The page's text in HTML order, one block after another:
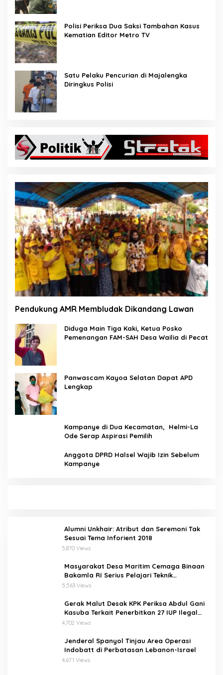
Polisi Periksa Dua Saksi Tambahan Kasus
Kematian Editor Metro TV
Satu Pelaku Pencurian di Majalengka
Diringkus Polisi
Pendukung AMR Membludak Dikandang Lawan
Diduga Main Tiga Kaki, Ketua Posko
Pemenangan FAM-SAH Desa Wailia di Pecat
Panwascam Kayoa Selatan Dapat APD
Lengkap
Kampanye di Dua Kecamatan, Helmi-La
Ode Serap Aspirasi Pemilih
Anggota DPRD Halsel Wajib Izin Sebelum
Kampanye
Alumni Unkhair: Atribut dan Seremoni Tak
Sesuai Tema Inforient 2018
5,870 Views
Masyarakat Desa Maritim Cemaga Binaan
Bakamla RI Serius Pelajari Teknik
Padamkan Api dan Penyelamatan di Laut
5,563 Views
Gerak Malut Desak KPK Periksa Abdul Gani
Kasuba Terkait Penerbitkan 27 IUP Ilegal
dan Hasil Temuan BPK RI
4,702 Views
Jenderal Spanyol Tinjau Area Operasi
Indobatt di Perbatasan Lebanon-Israel
4,671 Views